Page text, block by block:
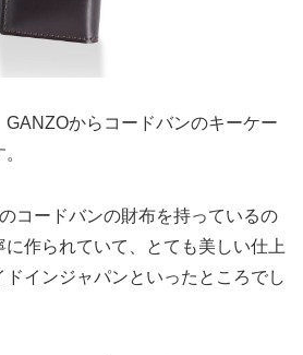
GANZOからコードバンのキーケー
コードバンの財布を持っているの
作られていて、とても美しい仕上
インジャパンといったところでし